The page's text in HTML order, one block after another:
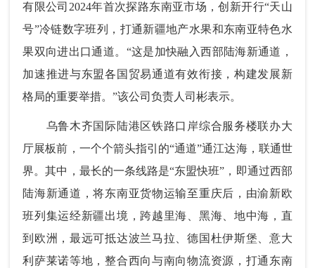
有限公司2024年首次探路东南亚市场，创新开行“天山
号”冷链数字班列，打通新疆地产水果和东南亚特色水
果双向进出口通道。“这是加快融入西部陆海新通道，
加速推进与东盟各国贸易通道有效衔接，构建发展新
格局的重要举措。”该公司负责人司彬表示。
乌鲁木齐国际陆港区铁路口岸综合服务楼联办大
厅展板前，一个个箭头指引的“通道”通江达海，联通世
界。其中，最长的一条线路是“东盟快班”，即通过西部
陆海新通道，将东南亚货物运输至重庆后，由渝新欧
班列集运经新疆出境，跨越里海、黑海、地中海，直
到欧洲，最远可抵达波兰马拉、德国杜伊斯堡、意大
利萨莱诺等地，整合西向与南向物流资源，打通东南